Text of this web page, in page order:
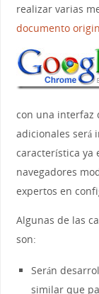
realizar varias
documento
con una interfaz
adicionales será
característica ya
navegadores
expertos en
Algunas de las
son:
Serán
similar que